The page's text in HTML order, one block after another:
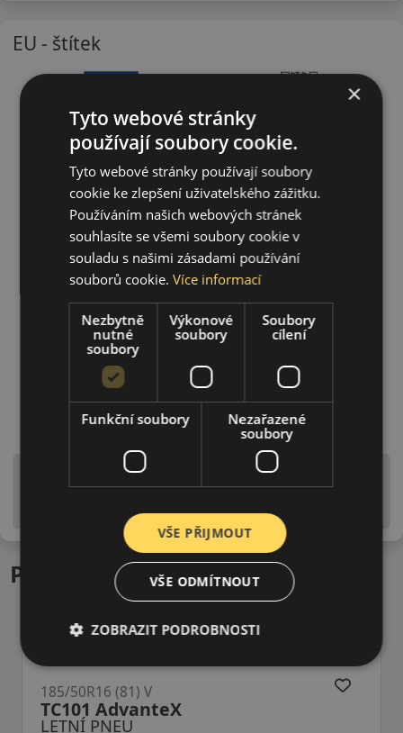
EU - štítek
Upozornění! Hodnoty na štítku jsou pouze
informativního charakteru. Mohou být dodány pneumatiky
is EU štítky ve smyslu dosud platné (předchozí) legislativy.
Podobné produkty
PNEU
AdvanteX
(81) V 185/
×
Tyto webové stránky
používají soubory cookie.
Tyto webové stránky používají soubory
cookie ke zlepšení uživatelského zážitku.
Používáním našich webových stránek
souhlasíte se všemi soubory cookie v
souladu s našimi zásadami používání
souborů cookie.Více informací
Nezbytně
nutné
soubory
Výkonové
soubory
Soubory
cílení
Funkční soubory
Nezařazené
soubory
VŠE PŘIJMOUT
VŠE ODMÍTNOUT
ZOBRAZIT PODROBNOSTI